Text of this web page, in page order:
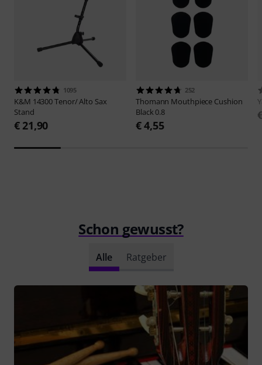
1095
K&M 14300 Tenor/ Alto Sax
Stand
€ 21,90
252
Thomann Mouthpiece Cushion
Black 0.8
€ 4,55
Schon gewusst?
Alle Ratgeber